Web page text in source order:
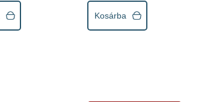
Kosárba